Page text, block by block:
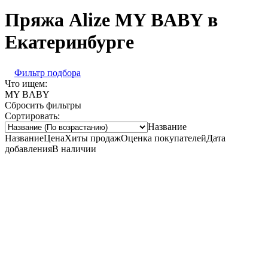
Пряжа Alize MY BABY в
Екатеринбурге
Фильтр подбора
Что ищем:
MY BABY
Сбросить фильтры
Сортировать:
Название
НазваниеЦенаХиты продажОценка покупателейДата
добавленияВ наличии